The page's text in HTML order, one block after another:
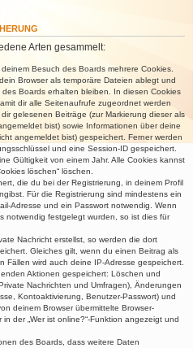
Arten gesammelt:
Besuch des Boards mehrere Cookies.
Browser als temporäre Dateien ablegt und
Boards erhalten bleiben. In diesen Cookies
dir alle Seitenaufrufe zugeordnet werden
gelesenen Beiträge (zur Markierung dieser als
bist) sowie Informationen über deine
angemeldet bist) gespeichert. Ferner werden
und eine Session-ID gespeichert.
Gültigkeit von einem Jahr. Alle Cookies kannst
löschen“ löschen.
die du bei der Registrierung, in deinem Profil
Für die Registrierung sind mindestens ein
Adresse und ein Passwort notwendig. Wenn
notwendig festgelegt wurden, so ist dies für
Nachricht erstellst, so werden die dort
Gleiches gilt, wenn du einen Beitrag als
Fällen wird auch deine IP-Adresse gespeichert.
Aktionen gespeichert: Löschen und
Nachrichten und Umfragen), Änderungen
Kontoaktivierung, Benutzer-Passwort) und
deinem Browser übermittelte Browser-
der „Wer ist online?“-Funktion angezeigt und
des Boards, dass weitere Daten